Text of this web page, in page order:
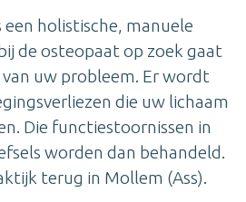
holistische, manuele
de osteopaat op zoek gaat
uw probleem. Er wordt
die uw lichaam
Die functiestoornissen in
worden dan behandeld.
terug in Mollem (Ass).